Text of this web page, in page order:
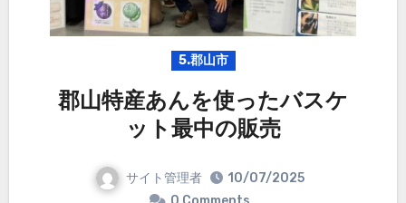
5.郡山市
郡山特産あんを使ったバスケ
ット最中の販売
サイト管理者
10/07/2025